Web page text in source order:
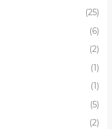
(25)
(6)
(2)
(1)
(1)
(5)
(2)